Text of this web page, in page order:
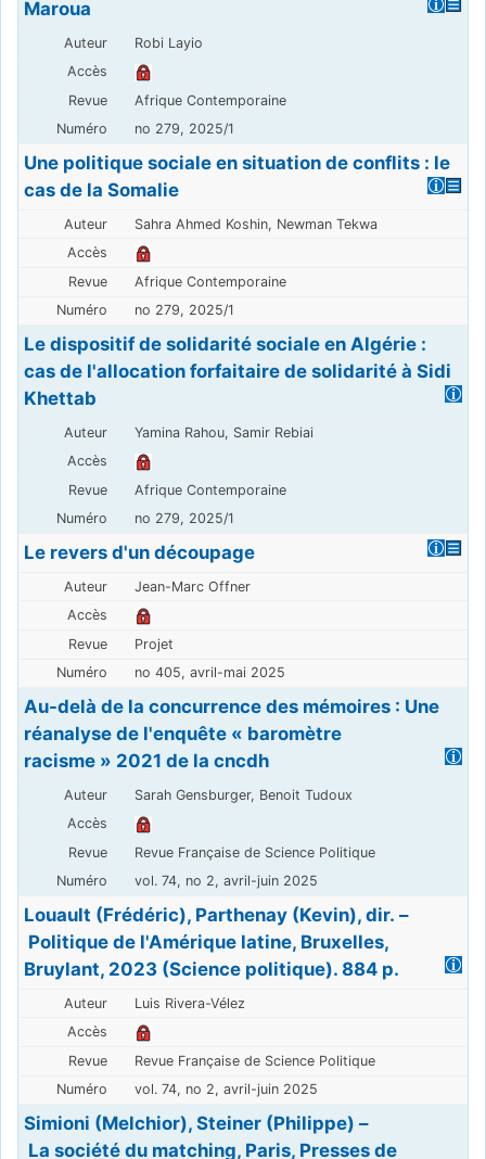
Maroua
Robi Layio
Afrique Contemporaine
no 279, 2025/1
Une politique sociale en situation de conflits : le
cas de la Somalie
Sahra Ahmed Koshin, Newman Tekwa
Afrique Contemporaine
no 279, 2025/1
Le dispositif de solidarité sociale en Algérie :
cas de l'allocation forfaitaire de solidarité à Sidi
Khettab
Yamina Rahou, Samir Rebiai
Afrique Contemporaine
no 279, 2025/1
Le revers d'un découpage
Jean-Marc Offner
Projet
no 405, avril-mai 2025
Au-delà de la concurrence des mémoires : Une
réanalyse de l'enquête « baromètre
racisme » 2021 de la cncdh
Sarah Gensburger, Benoit Tudoux
Revue Française de Science Politique
vol. 74, no 2, avril-juin 2025
Louault (Frédéric), Parthenay (Kevin), dir. –
Politique de l'Amérique latine, Bruxelles,
Bruylant, 2023 (Science politique). 884 p.
Luis Rivera-Vélez
Revue Française de Science Politique
vol. 74, no 2, avril-juin 2025
Simioni (Melchior), Steiner (Philippe) –
La société du matching, Paris, Presses de